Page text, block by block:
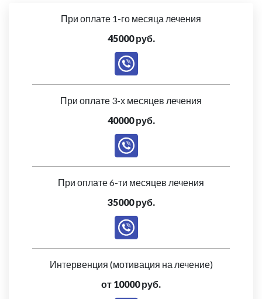
При оплате 1-го месяца лечения
45000 руб.
При оплате 3-х месяцев лечения
40000 руб.
При оплате 6-ти месяцев лечения
35000 руб.
Интервенция (мотивация на лечение)
от 10000 руб.